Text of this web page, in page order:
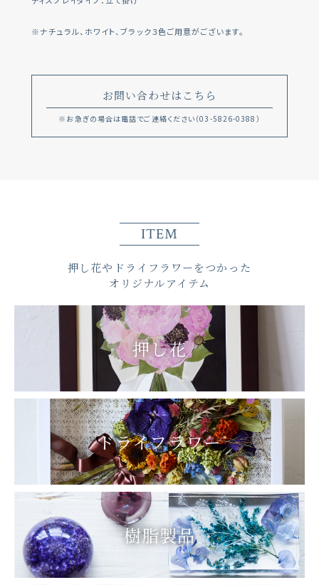
※ナチュラル、ホワイト、ブラック３色ご用意がございます。
お問い合わせはこちら
※お急ぎの場合は電話でご連絡ください （03-5826-0388）
ITEM
押し花やドライフラワーをつかった
オリジナルアイテム
押し花
ドライフラワー
樹脂製品